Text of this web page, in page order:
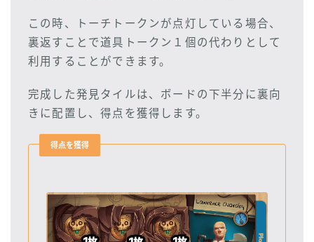
この時、トーチトークンが点灯している場合、
裏返すことで道具トークン１個の代わりとして
利用することができます。
完成した発見タイルは、ボードの下半分に裏向
きに配置し、得点を獲得します。
得点を獲得